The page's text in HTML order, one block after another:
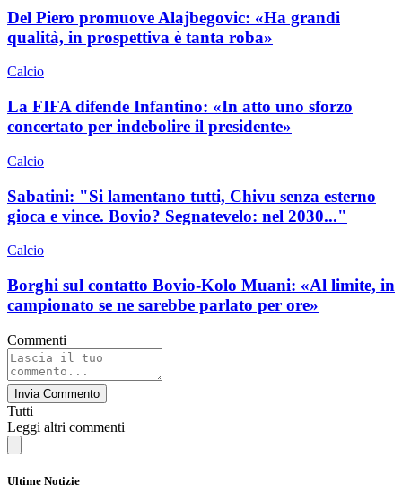
Del Piero promuove Alajbegovic: «Ha grandi
qualità, in prospettiva è tanta roba»
Calcio
La FIFA difende Infantino: «In atto uno sforzo
concertato per indebolire il presidente»
Calcio
Sabatini: "Si lamentano tutti, Chivu senza esterno
gioca e vince. Bovio? Segnatevelo: nel 2030..."
Calcio
Borghi sul contatto Bovio-Kolo Muani: «Al limite, in
campionato se ne sarebbe parlato per ore»
Commenti
Invia Commento
Tutti
Leggi altri commenti
Ultime Notizie